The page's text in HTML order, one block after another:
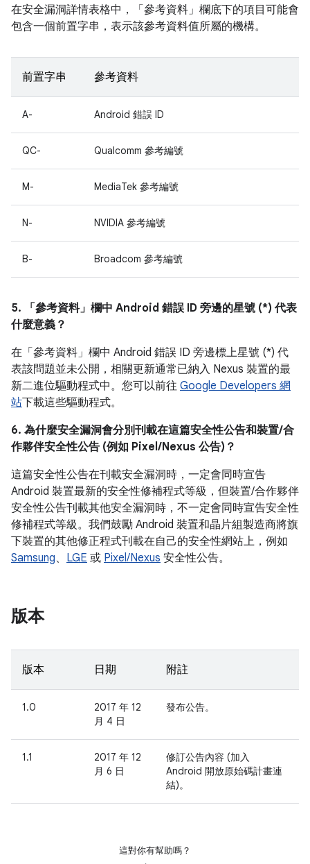
在安全漏洞詳情表格中，「參考資料」 欄底下的項目可能會
包含一個前置字串，表示該參考資料值所屬的機構。
前置字串 參考資料
A- Android 錯誤 ID
QC- Qualcomm 參考編號
M- MediaTek 參考編號
N- NVIDIA 參考編號
B- Broadcom 參考編號
5. 「參考資料」 欄中 Android 錯誤 ID 旁邊的星號 (*) 代表
什麼意義？
在「參考資料」 欄中 Android 錯誤 ID 旁邊標上星號 (*) 代
表該問題並未公開，相關更新通常已納入 Nexus 裝置的最
新二進位驅動程式中。您可以前往 Google Developers 網
站下載這些驅動程式。
6. 為什麼安全漏洞會分別刊載在這篇安全性公告和裝置/合
作夥伴安全性公告 (例如 Pixel/Nexus 公告)？
這篇安全性公告在刊載安全漏洞時，一定會同時宣告
Android 裝置最新的安全性修補程式等級，但裝置/合作夥伴
安全性公告刊載其他安全漏洞時，不一定會同時宣告安全性
修補程式等級。我們鼓勵 Android 裝置和晶片組製造商將旗
下裝置的其他修正程式刊載在自己的安全性網站上，例如
Samsung、 LGE 或 Pixel/Nexus 安全性公告。
版本
版本 日期 附註
1.0
2017 年 12
月 4 日
發布公告。
1.1
2017 年 12
月 6 日
修訂公告內容 (加入
Android 開放原始碼計畫連
結)。
這對你有幫助嗎？